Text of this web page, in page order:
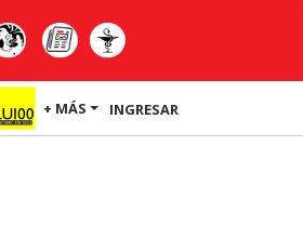
+ MÁS INGRESAR